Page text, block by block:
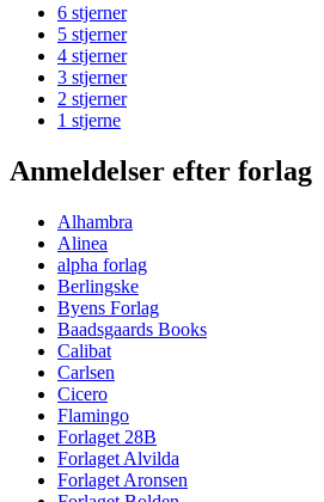
6 stjerner
5 stjerner
4 stjerner
3 stjerner
2 stjerner
1 stjerne
Anmeldelser efter forlag
Alhambra
Alinea
alpha forlag
Berlingske
Byens Forlag
Baadsgaards Books
Calibat
Carlsen
Cicero
Flamingo
Forlaget 28B
Forlaget Alvilda
Forlaget Aronsen